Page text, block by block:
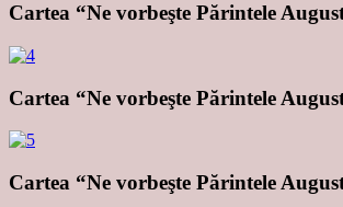
Cartea “Ne vorbeşte Părintele
Cartea “Ne vorbeşte Părintele
Cartea “Ne vorbeşte Părintele